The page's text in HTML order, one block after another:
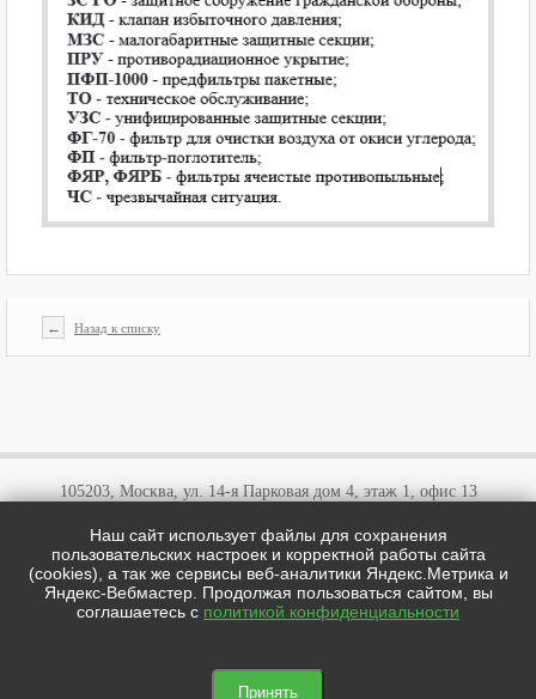
← Назад к списку
цотипи.рф © 2026
105203, Москва, ул. 14-я Парковая дом 4, этаж 1, офис 13
+7 (495)646 03 57
+7 (800)707 57 72
cotipi@yandex.ru

Наш сайт использует файлы для сохранения
пользовательских настроек и корректной работы сайта
(cookies), а так же сервисы веб-аналитики Яндекс.Метрика и
Яндекс-Вебмастер. Продолжая пользоваться сайтом, вы
соглашаетесь с политикой конфиденциальности
Принять